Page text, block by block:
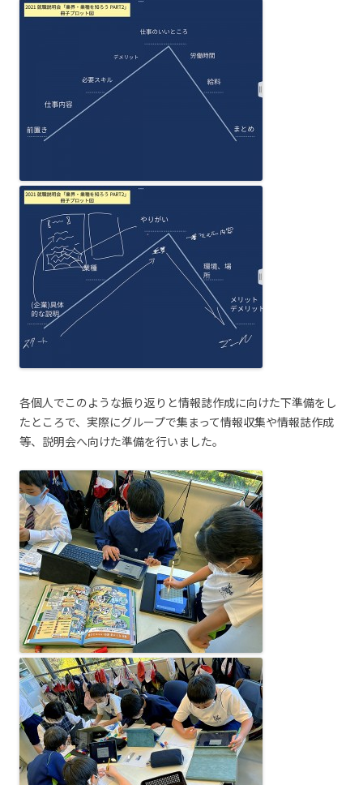
各個人でこのような振り返りと情報誌作成に向けた下準備をし
たところで、実際にグループで集まって情報収集や情報誌作成
等、説明会へ向けた準備を行いました。